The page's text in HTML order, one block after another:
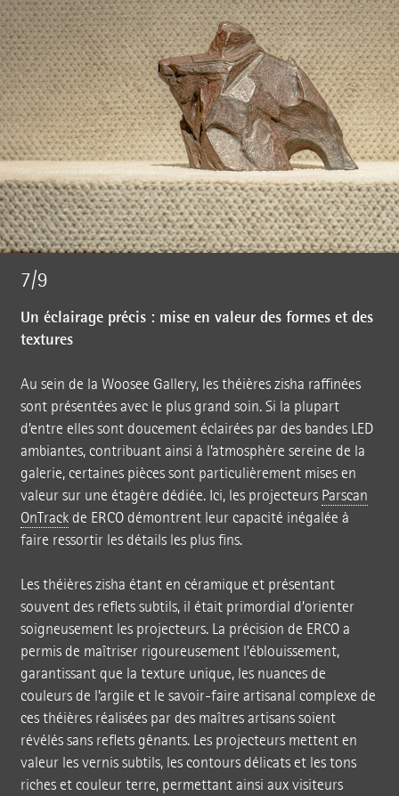
7/9
Un éclairage précis : mise en valeur des formes et des
textures
Au sein de la Woosee Gallery, les théières zisha raffinées
sont présentées avec le plus grand soin. Si la plupart
d’entre elles sont doucement éclairées par des bandes LED
ambiantes, contribuant ainsi à l’atmosphère sereine de la
galerie, certaines pièces sont particulièrement mises en
valeur sur une étagère dédiée. Ici, les projecteurs Parscan
OnTrackde ERCO démontrent leur capacité inégalée à
faire ressortir les détails les plus fins.
Les théières zisha étant en céramique et présentant
souvent des reflets subtils, il était primordial d’orienter
soigneusement les projecteurs. La précision de ERCO a
permis de maîtriser rigoureusement l’éblouissement,
garantissant que la texture unique, les nuances de
couleurs de l’argile et le savoir-faire artisanal complexe de
ces théières réalisées par des maîtres artisans soient
révélés sans reflets gênants. Les projecteurs mettent en
valeur les vernis subtils, les contours délicats et les tons
riches et couleur terre, permettant ainsi aux visiteurs